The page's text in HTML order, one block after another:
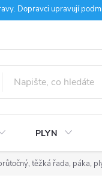
Dopravci upravují
PLYN
těžká řada, páka,